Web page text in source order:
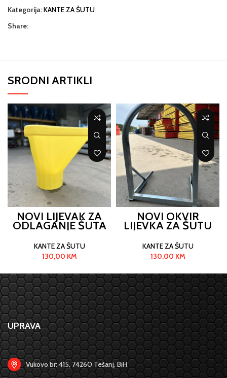
Kategorija:KANTE ZA ŠUTU
Share:
SRODNI ARTIKLI
NOVI LIJEVAK ZA
ODLAGANJE ŠUTA
KANTE ZA ŠUTU
130,00 KM
NOVI OKVIR
LIJEVKA ZA ŠUTU
KANTE ZA ŠUTU
130,00 KM
UPRAVA
Vukovo br: 415, 74260 Tešanj, BiH